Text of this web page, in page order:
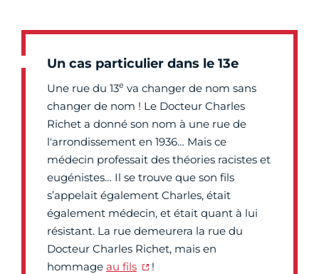
Un cas particulier dans le 13e
Une rue du 13e va changer de nom sans
changer de nom ! Le Docteur Charles
Richet a donné son nom à une rue de
l'arrondissement en 1936… Mais ce
médecin professait des théories racistes et
eugénistes… Il se trouve que son fils
s’appelait également Charles, était
également médecin, et était quant à lui
résistant. La rue demeurera la rue du
Docteur Charles Richet, mais en
hommage au fils !